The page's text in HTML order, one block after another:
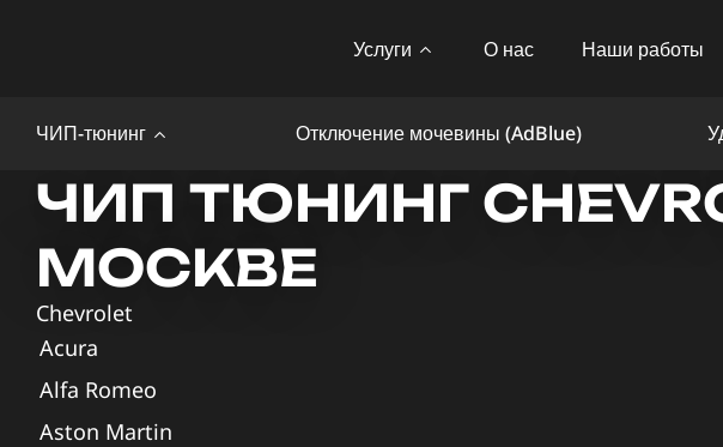
Услуги О нас Наши работы
ЧИП-тюнинг Отключение мочевины (AdBlue)
ЧИП ТЮНИНГ
МОСКВЕ
Chevrolet
Acura
Alfa Romeo
Aston Martin